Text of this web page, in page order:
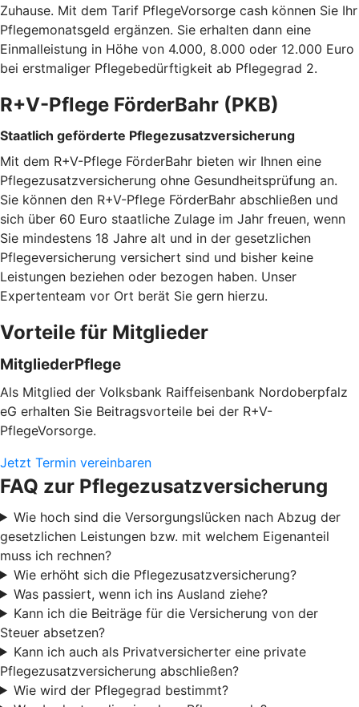
Zuhause. Mit dem Tarif PflegeVorsorge cash können Sie Ihr
Pflegemonatsgeld ergänzen. Sie erhalten dann eine
Einmalleistung in Höhe von 4.000, 8.000 oder 12.000 Euro
bei erstmaliger Pflegebedürftigkeit ab Pflegegrad 2.
R+V-Pflege FörderBahr (PKB)
Staatlich geförderte Pflegezusatzversicherung
Mit dem R+V-Pflege FörderBahr bieten wir Ihnen eine
Pflegezusatzversicherung ohne Gesundheitsprüfung an.
Sie können den R+V-Pflege FörderBahr abschließen und
sich über 60 Euro staatliche Zulage im Jahr freuen, wenn
Sie mindestens 18 Jahre alt und in der gesetzlichen
Pflegeversicherung versichert sind und bisher keine
Leistungen beziehen oder bezogen haben. Unser
Expertenteam vor Ort berät Sie gern hierzu.
Vorteile für Mitglieder
MitgliederPflege
Als Mitglied der Volksbank Raiffeisenbank Nordoberpfalz
eG erhalten Sie Beitragsvorteile bei der R+V-
PflegeVorsorge.
Jetzt Termin vereinbaren
FAQ zur Pflegezusatzversicherung
Wie hoch sind die Versorgungslücken nach Abzug der
gesetzlichen Leistungen bzw. mit welchem Eigenanteil
muss ich rechnen?
Wie erhöht sich die Pflegezusatzversicherung?
Was passiert, wenn ich ins Ausland ziehe?
Kann ich die Beiträge für die Versicherung von der
Steuer absetzen?
Kann ich auch als Privatversicherter eine private
Pflegezusatzversicherung abschließen?
Wie wird der Pflegegrad bestimmt?